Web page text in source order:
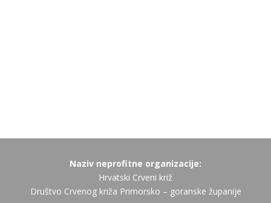
Naziv neprofitne organizacije:
Hrvatski Crveni križ
Društvo Crvenog križa Primorsko – goranske županije